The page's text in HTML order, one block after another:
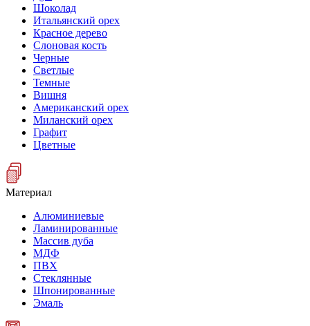
Шоколад
Итальянский орех
Красное дерево
Слоновая кость
Черные
Светлые
Темные
Вишня
Американский орех
Миланский орех
Графит
Цветные
Материал
Алюминиевые
Ламинированные
Массив дуба
МДФ
ПВХ
Стеклянные
Шпонированные
Эмаль